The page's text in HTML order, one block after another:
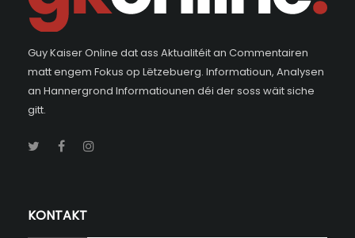
Guy Kaiser Online dat ass Aktualitéit an Commentairen
matt engem Fokus op Lëtzebuerg. Informatioun, Analysen
an Hannergrond Informatiounen déi der soss wäit siche
gitt.
KONTAKT